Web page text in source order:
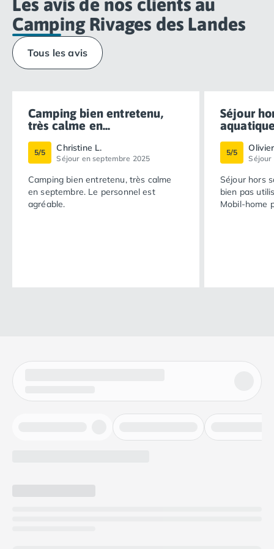
Les avis de nos clients au
Camping Rivages des Landes
Tous les avis
Camping bien entretenu,
très calme en...
5/5 Christine L.
Séjour en septembre 2025
Camping bien entretenu, très calme
en septembre. Le personnel est
agréable.
Séjour
5/5
Séjour
Séjour hors
bien pas
Mobil-home